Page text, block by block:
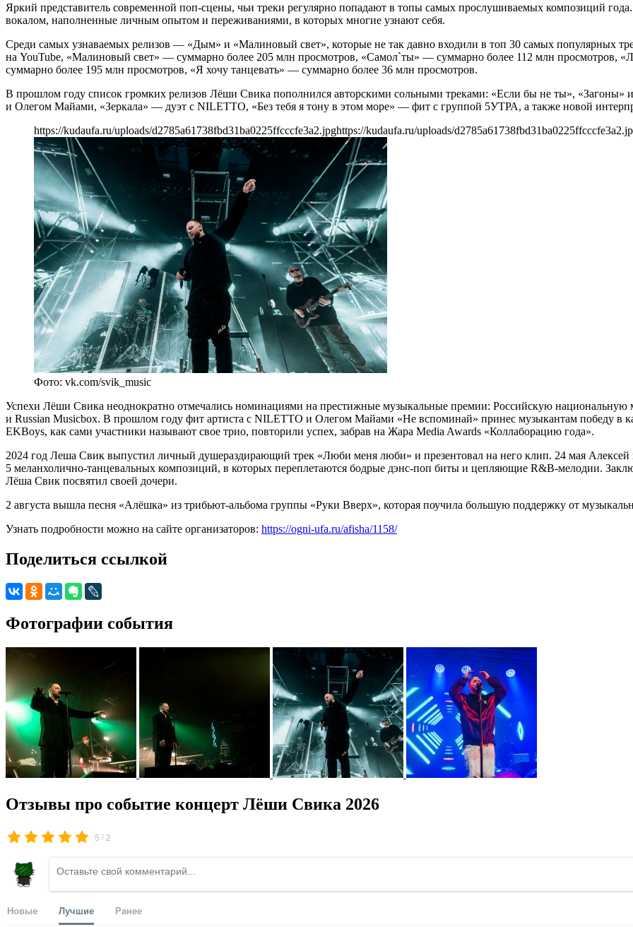
Яркий представитель современной поп-сцены, чьи треки регулярно попадают в топы самых прослушиваемых композиций
вокалом, наполненные личным опытом и переживаниями, в которых многие узнают себя.
Среди самых узнаваемых релизов — «Дым» и «Малиновый свет», которые не так давно входили в топ 30 самых популярных
на YouTube, «Малиновый свет» — суммарно более 205 млн просмотров, «Самол`ты» — суммарно более 112 млн просмотров,
суммарно более 195 млн просмотров, «Я хочу танцевать» — суммарно более 36 млн просмотров.
В прошлом году список громких релизов Лёши Свика пополнился авторскими сольными треками: «Если бы не ты», «Загоны»
и Олегом Майами, «Зеркала» — дуэт с NILETTO, «Без тебя я тону в этом море» — фит с группой 5УТРА, а также новой
https://kudaufa.ru/uploads/d2785a61738fbd31ba0225ffcccfe3a2.jpghttps://kudaufa.ru/uploads/
Фото: vk.com/svik_music
Успехи Лёши Свика неоднократно отмечались номинациями на престижные музыкальные премии: Российскую
и Russian Musicbox. В прошлом году фит артиста с NILETTO и Олегом Майами «Не вспоминай» принес музыкантам победу в
EKBoys, как сами участники называют свое трио, повторили успех, забрав на Жара Media Awards «Коллаборацию года».
2024 год Леша Свик выпустил личный душераздирающий трек «Люби меня люби» и презентовал на него клип. 24 мая
5 меланхолично-танцевальных композиций, в которых переплетаются бодрые дэнс-поп биты и цепляющие R&B-мелодии.
Лёша Свик посвятил своей дочери.
2 августа вышла песня «Алёшка» из трибьют-альбома группы «Руки Вверх», которая поучила большую поддержку от
Узнать подробности можно на сайте организаторов: https://ogni-ufa.ru/afisha/1158/
Поделиться ссылкой
Фотографии события
Отзывы про событие концерт Лёши Свика 2026
5 /2
Новые Лучшие Ранее